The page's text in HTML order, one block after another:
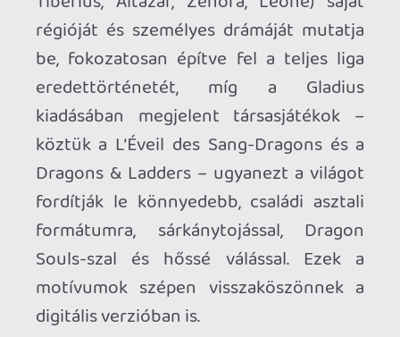
Némileg árnyalja a képet az a döntés,
hogy ha valamelyik karakter elhalálozik,
akkor nem lehet újra feléleszteni: furcsa
húzás ez, főleg egy fiatalabb korosztályra
pozicionált terméknél, amit őszintén
szólva nem nagyon értek. Maguk a